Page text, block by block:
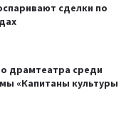
сделки по
драмтеатра среди
«Капитаны культуры